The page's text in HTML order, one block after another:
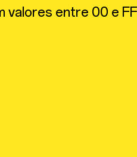
entre 00 e